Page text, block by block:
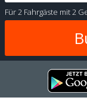
Für2 Fahrgäste mit2